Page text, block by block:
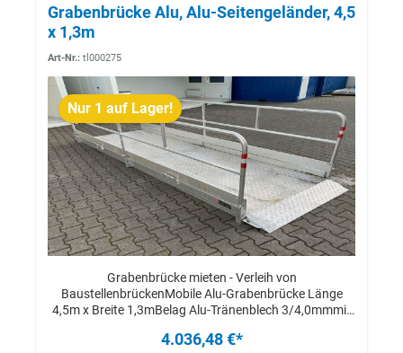
Nur 1 auf Lager!
Grabenbrücke Alu, Alu-Seitengeländer, 4,5
x 1,3m
Art-Nr.: tl000275
Grabenbrücke mieten - Verleih von
BaustellenbrückenMobile Alu-Grabenbrücke Länge
4,5m x Breite 1,3mBelag Alu-Tränenblech 3/4,0mmmit
undumlegbaren Alu-Seitengeländern, beidseitig
4.036,48 €*